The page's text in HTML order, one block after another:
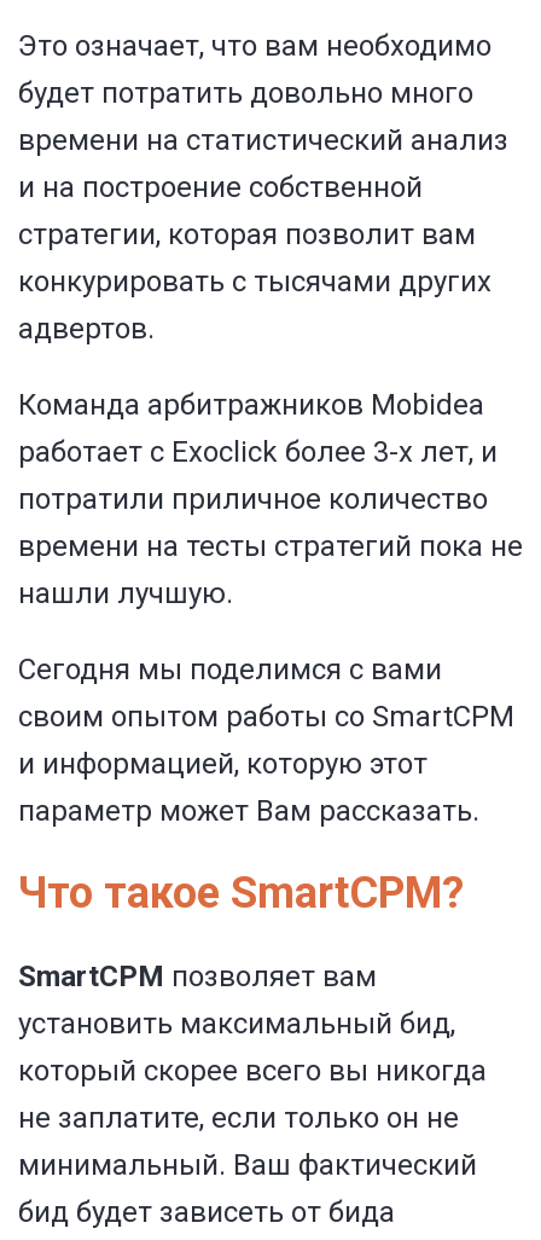
Это означает, что вам необходимо
будет потратить довольно много
времени на статистический анализ
и на построение собственной
стратегии, которая позволит вам
конкурировать с тысячами других
адвертов.
Команда арбитражников Mobidea
работает с Exoclick более 3-х лет, и
потратили приличное количество
времени на тесты стратегий пока не
нашли лучшую.
Сегодня мы поделимся с вами
своим опытом работы со SmartCPM
и информацией, которую этот
параметр может Вам рассказать.
Что такое SmartCPM?
SmartCPM позволяет вам
установить максимальный бид,
который скорее всего вы никогда
не заплатите, если только он не
минимальный. Ваш фактический
бид будет зависеть от бида